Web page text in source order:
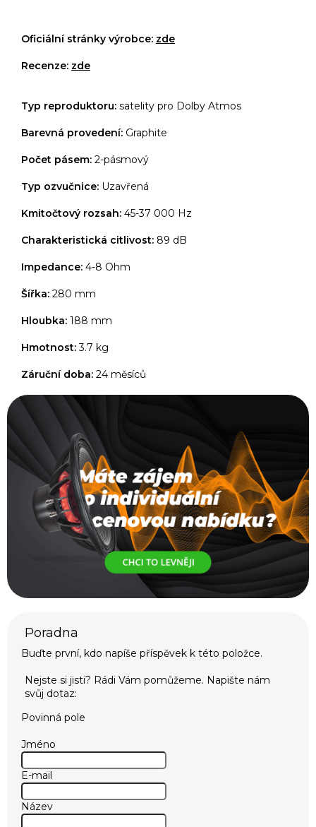
Oficiální stránky výrobce: zde
Recenze: zde
Typ reproduktoru: satelity pro Dolby Atmos
Barevná provedení: Graphite
Počet pásem: 2-pásmový
Typ ozvučnice: Uzavřená
Kmitočtový rozsah: 45-37 000 Hz
Charakteristická citlivost: 89 dB
Impedance: 4-8 Ohm
Šířka: 280 mm
Hloubka: 188 mm
Hmotnost:3.7 kg
Záruční doba: 24 měsíců
Buďte první, kdo napíše příspěvek k této položce.
Povinná pole
Jméno
E-mail
Název